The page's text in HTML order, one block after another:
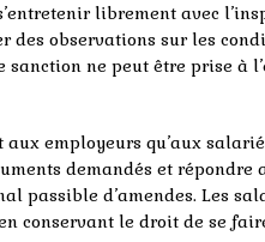
librement avec
des observations sur les
ne peut être prise à
aux employeurs qu’aux
demandés et répondre
passible d’amendes. Les
conservant le droit de se